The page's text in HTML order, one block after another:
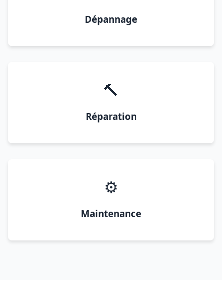
Dépannage
🔨
Réparation
⚙️
Maintenance